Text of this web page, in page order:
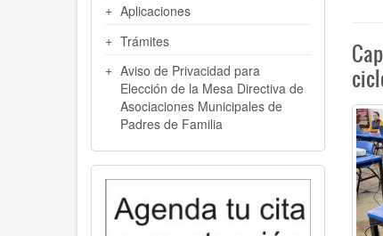
Aplicaciones
Trámites
Aviso de Privacidad para
Elección de la Mesa Directiva de
Asociaciones Municipales de
Padres de Familia